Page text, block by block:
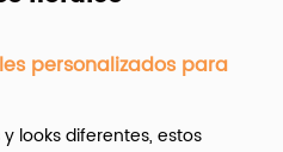
personalizados para
looks diferentes, estos